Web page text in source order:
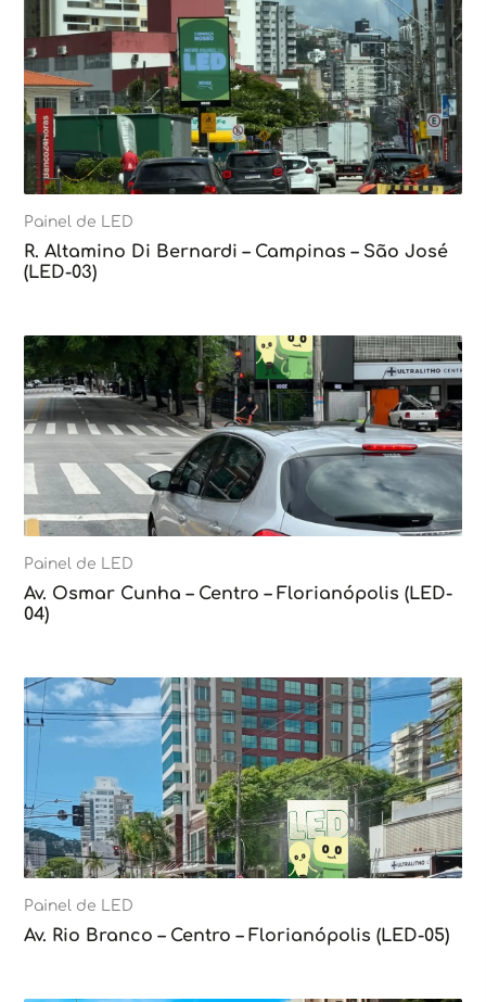
Painel de LED
R. Altamino Di Bernardi – Campinas – São José
(LED-03)
Painel de LED
Av. Osmar Cunha – Centro – Florianópolis (LED-
04)
Painel de LED
Av. Rio Branco – Centro – Florianópolis (LED-05)